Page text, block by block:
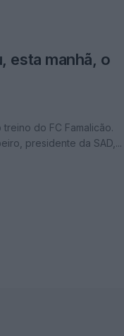
esta manhã, o
treino do FC Famalicão.
presidente da SAD,...